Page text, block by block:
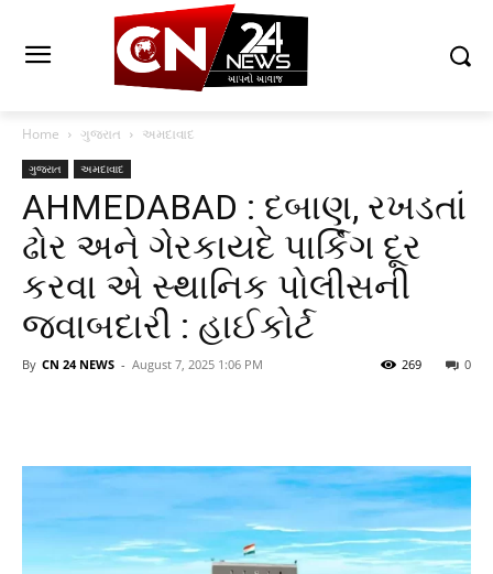
Home ગુજરાત અમદાવાદ
ગુજરાત અમદાવાદ
AHMEDABAD : દબાણ, રખડતાં
ઢોર અને ગેરકાયદે પાર્કિંગ દૂર
કરવા એ સ્થાનિક પોલીસની
જવાબદારી : હાઈકોર્ટ
By CN 24 NEWS - August 7, 2025 1:06 PM 0
269